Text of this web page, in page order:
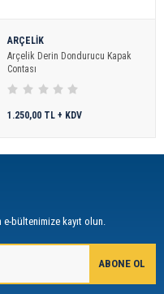
ARÇELİK
Arçelik Derin Dondurucu Kapak
Contası
1.250,00 TL + KDV
bültenimize kayıt olun.